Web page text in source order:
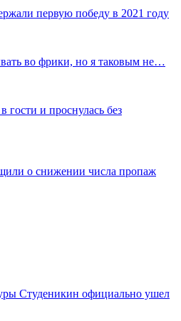
первую победу в 2021 году
во фрики, но я таковым не…
гости и проснулась без
о снижении числа пропаж
Студеникин официально ушел